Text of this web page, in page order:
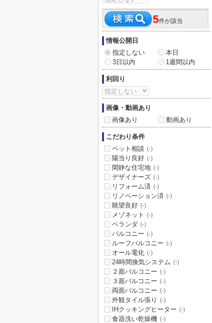
5件が該当
情報公開日
指定しない
本日
3日以内
1週間以内
利回り
画像・動画あり
画像あり
動画あり
こだわり条件
ペット相談 (-)
陽当り良好 (-)
閑静な住宅地 (-)
デザイナーズ (-)
リフォーム済 (-)
リノベーション済 (-)
眺望良好 (-)
メゾネット (-)
ベランダ (-)
バルコニー (-)
ルーフバルコニー (-)
オール電化 (-)
24時間換気システム (-)
２面バルコニー (-)
３面バルコニー (-)
両面バルコニー (-)
外観タイル張り (-)
IHクッキングヒーター (-)
食器洗い乾燥機 (-)